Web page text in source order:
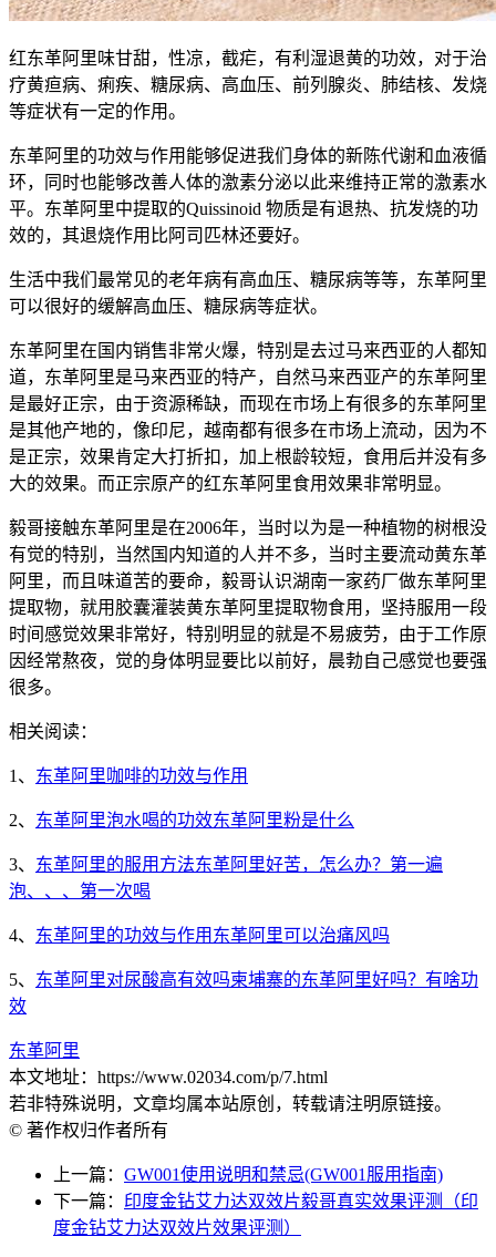
红东革阿里味甘甜，性凉，截疟，有利湿退黄的功效，对于治
疗黄疸病、痢疾、糖尿病、高血压、前列腺炎、肺结核、发烧
等症状有一定的作用。
东革阿里的功效与作用能够促进我们身体的新陈代谢和血液循
环，同时也能够改善人体的激素分泌以此来维持正常的激素水
平。东革阿里中提取的Quissinoid 物质是有退热、抗发烧的功
效的，其退烧作用比阿司匹林还要好。
生活中我们最常见的老年病有高血压、糖尿病等等，东革阿里
可以很好的缓解高血压、糖尿病等症状。
东革阿里在国内销售非常火爆，特别是去过马来西亚的人都知
道，东革阿里是马来西亚的特产，自然马来西亚产的东革阿里
是最好正宗，由于资源稀缺，而现在市场上有很多的东革阿里
是其他产地的，像印尼，越南都有很多在市场上流动，因为不
是正宗，效果肯定大打折扣，加上根龄较短，食用后并没有多
大的效果。而正宗原产的红东革阿里食用效果非常明显。
毅哥接触东革阿里是在2006年，当时以为是一种植物的树根没
有觉的特别，当然国内知道的人并不多，当时主要流动黄东革
阿里，而且味道苦的要命，毅哥认识湖南一家药厂做东革阿里
提取物，就用胶囊灌装黄东革阿里提取物食用，坚持服用一段
时间感觉效果非常好，特别明显的就是不易疲劳，由于工作原
因经常熬夜，觉的身体明显要比以前好，晨勃自己感觉也要强
很多。
相关阅读：
1、 东革阿里咖啡的功效与作用
2、 东革阿里泡水喝的功效东革阿里粉是什么
3、 东革阿里的服用方法东革阿里好苦，怎么办？第一遍
泡、、、第一次喝
4、 东革阿里的功效与作用东革阿里可以治痛风吗
5、 东革阿里对尿酸高有效吗柬埔寨的东革阿里好吗？有啥功
效
东革阿里
本文地址：https://www.02034.com/p/7.html
若非特殊说明，文章均属本站原创，转载请注明原链接。
© 著作权归作者所有
上一篇： GW001使用说明和禁忌(GW001服用指南)
下一篇： 印度金钻艾力达双效片毅哥真实效果评测（印
度金钻艾力达双效片效果评测）